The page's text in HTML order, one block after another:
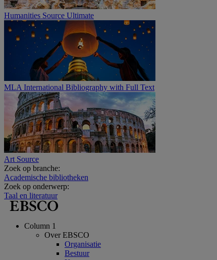
Humanities Source Ultimate
MLA International Bibliography with Full Text
Art Source
Zoek op branche:
Academische bibliotheken
Zoek op onderwerp:
Taal en literatuur
Column 1
Over EBSCO
Organisatie
Bestuur